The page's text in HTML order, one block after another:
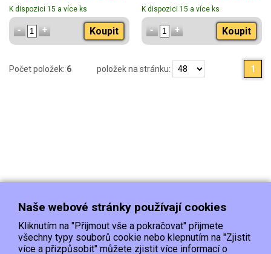
K dispozici 15 a více ks
Koupit
K dispozici 15 a více ks
Koupit
Počet položek: 6 položek na stránku: 1
Naše webové stránky používají cookies
Kliknutím na "Přijmout vše a pokračovat" přijmete
všechny typy souborů cookie nebo klepnutím na "Zjistit
více a přizpůsobit" můžete zjistit více informací o